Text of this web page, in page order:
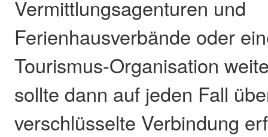
Vermittlungsagenturen und
Ferienhausverbände oder
Tourismus-Organisation
sollte dann auf jeden Fall
verschlüsselte Verbindung